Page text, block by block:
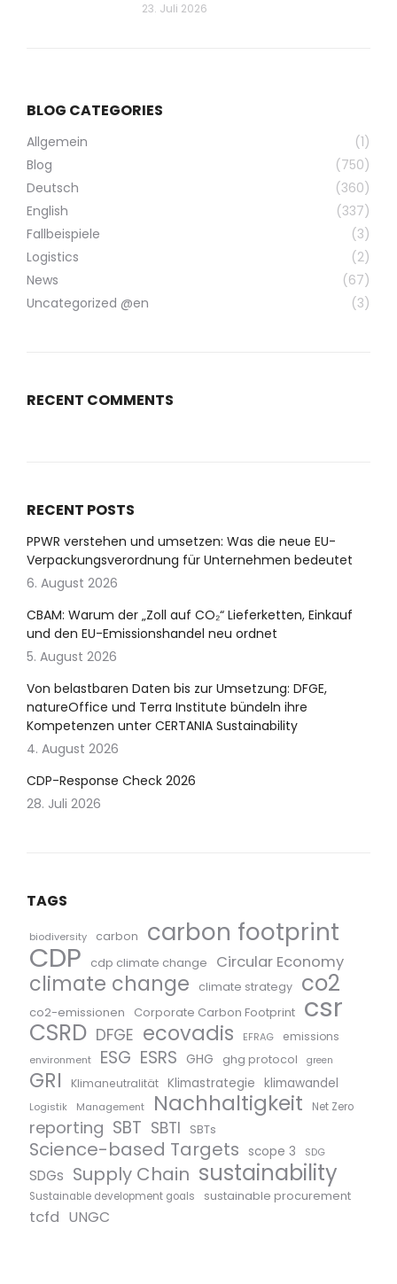
23. Juli 2026
BLOG CATEGORIES
Allgemein
(1)
Blog
(750)
Deutsch
(360)
English
(337)
Fallbeispiele
(3)
Logistics
(2)
News
(67)
Uncategorized @en
(3)
RECENT COMMENTS
RECENT POSTS
PPWR verstehen und umsetzen: Was die neue EU-
Verpackungsverordnung für Unternehmen bedeutet
6. August 2026
CBAM: Warum der „Zoll auf CO₂“ Lieferketten, Einkauf
und den EU-Emissionshandel neu ordnet
5. August 2026
Von belastbaren Daten bis zur Umsetzung: DFGE,
natureOffice und Terra Institute bündeln ihre
Kompetenzen unter CERTANIA Sustainability
4. August 2026
CDP-Response Check 2026
28. Juli 2026
TAGS
biodiversity carbon carbon footprint
CDP cdp climate change Circular Economy
climate change climate strategy co2
co2-emissionen Corporate Carbon Footprint csr
CSRD DFGE ecovadis EFRAG emissions
environment ESG ESRS GHG ghg protocol green
GRI Klimaneutralität Klimastrategie klimawandel
Logistik Management Nachhaltigkeit Net Zero
reporting SBT SBTI SBTs
Science-based Targets scope 3 SDG
SDGs Supply Chain sustainability
Sustainable development goals sustainable procurement
tcfd UNGC